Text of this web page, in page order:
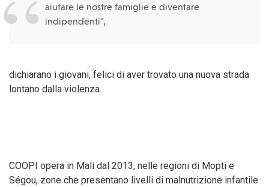
aiutare le nostre famiglie e diventare
indipendenti",
dichiarano i giovani, felici di aver trovato una nuova strada
lontano dalla violenza.
COOPI opera in Mali dal 2013, nelle regioni di Mopti e
Ségou, zone che presentano livelli di malnutrizione infantile